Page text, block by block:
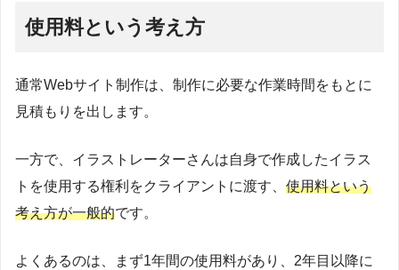
使用料という考え方
通常Webサイト制作は、制作に必要な作業時間をもとに
見積もりを出します。
一方で、イラストレーターさんは自身で作成したイラス
トを使用する権利をクライアントに渡す、 使用料という
考え方が一般的です。
よくあるのは、まず1年間の使用料があり、2年目以降に